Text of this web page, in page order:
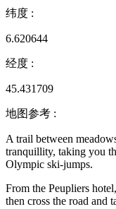
纬度 :
6.620644
经度 :
45.431709
地图参考 :
A trail between
tranquillity, taking you
Olympic ski-jumps.
From the Peupliers
then cross the road and